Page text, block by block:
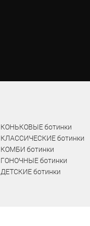
КОНЬКОВЫЕ ботинки
КЛАССИЧЕСКИЕ ботинки
КОМБИ ботинки
ГОНОЧНЫЕ ботинки
ДЕТСКИЕ ботинки